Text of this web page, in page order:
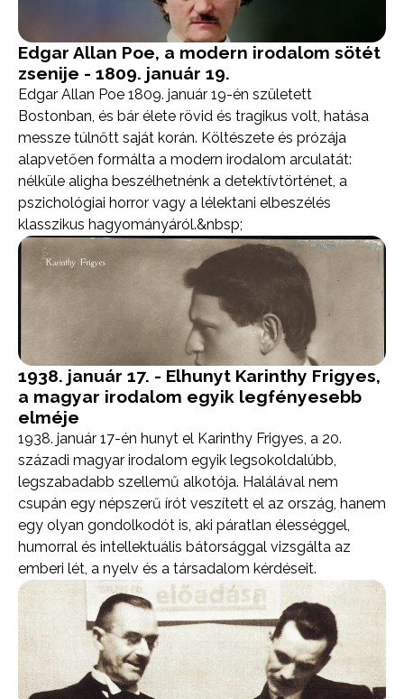
Edgar Allan Poe, a modern irodalom sötét
zsenije - 1809. január 19.
Edgar Allan Poe 1809. január 19-én született
Bostonban, és bár élete rövid és tragikus volt, hatása
messze túlnőtt saját korán. Költészete és prózája
alapvetően formálta a modern irodalom arculatát:
nélküle aligha beszélhetnénk a detektívtörténet, a
pszichológiai horror vagy a lélektani elbeszélés
klasszikus hagyományáról.&nbsp;
1938. január 17. - Elhunyt Karinthy Frigyes,
a magyar irodalom egyik legfényesebb
elméje
1938. január 17-én hunyt el Karinthy Frigyes, a 20.
századi magyar irodalom egyik legsokoldalúbb,
legszabadabb szellemű alkotója. Halálával nem
csupán egy népszerű írót veszített el az ország, hanem
egy olyan gondolkodót is, aki páratlan élességgel,
humorral és intellektuális bátorsággal vizsgálta az
emberi lét, a nyelv és a társadalom kérdéseit.